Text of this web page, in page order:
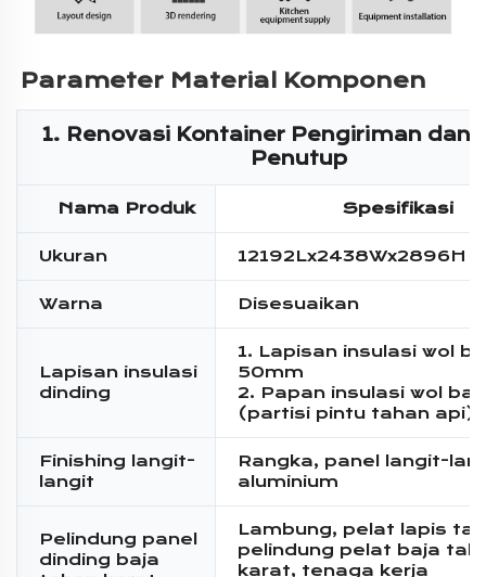
Parameter Material Komponen
1. Renovasi Kontainer Pengiriman dan
Penutup
Nama Produk Spesifikasi
Ukuran 12192Lx2438Wx2896H
Warna Disesuaikan
Lapisan insulasi
dinding
1. Lapisan insulasi wol
50mm
2. Papan insulasi wol
(partisi pintu tahan api)
Finishing langit-
langit
Rangka, panel langit-
aluminium
Pelindung panel
dinding baja
Lambung, pelat lapis
pelindung pelat baja
karat, tenaga kerja